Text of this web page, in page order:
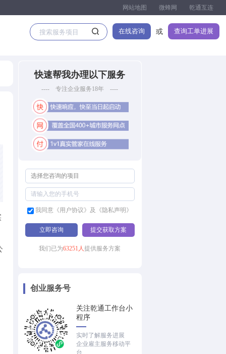
乾通互连
微蜂网
网站地图
查询工单进展
或
在线咨询
快速帮我办理以下服务
---- 专注企业服务18年 ----
我同意《用户协议》及《隐私声明》
立即咨询 提交获取方案
我们已为63251人提供服务方案
创业服务号
关注乾通工作台小
程序
实时了解服务进展
企业雇主服务移动平
台